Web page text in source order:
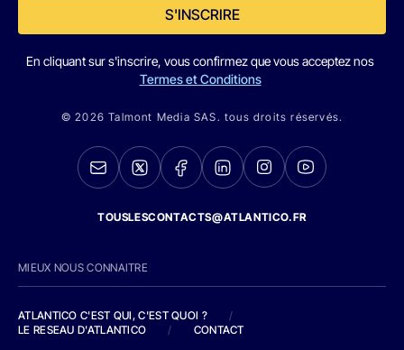
S'INSCRIRE
En cliquant sur s'inscrire, vous confirmez que vous acceptez nos
Termes et Conditions
© 2026 Talmont Media SAS. tous droits réservés.
TOUSLESCONTACTS@ATLANTICO.FR
MIEUX NOUS CONNAITRE
ATLANTICO C'EST QUI, C'EST QUOI ?
/
LE RESEAU D'ATLANTICO
/ CONTACT